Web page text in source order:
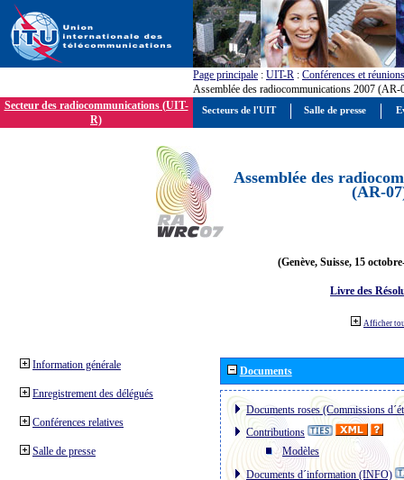
Page principale : UIT-R : Conférences et réunions
Assemblée des radiocommunications 2007 (AR-
Secteur des radiocommunications (UIT-
R)
Assemblée des
(AR-
(Genève, Suisse, 15
Livre des
Afficher
Information générale
Enregistrement des délégués
Conférences relatives
Salle de presse
Documents
Documents roses (Commissions
Contributions
Modèles
Documents d´information (INFO)
Secteurs de l'UIT Salle de presse